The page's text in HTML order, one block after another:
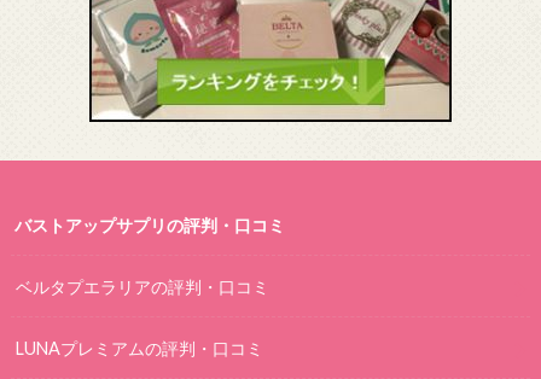
バストアップサプリの評判・口コミ
ベルタプエラリアの評判・口コミ
LUNAプレミアムの評判・口コミ